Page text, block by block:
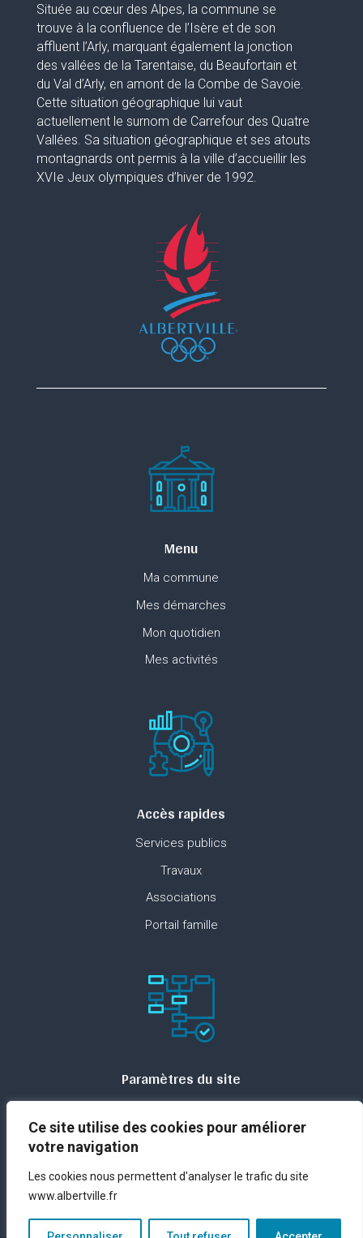
Ce site utilise des cookies pour améliorer
votre navigation
Les cookies nous permettent d'analyser le trafic du site
www.albertville.fr
Située au cœur des Alpes, la commune se
trouve à la confluence de l’Isère et de son
affluent l’Arly, marquant également la jonction
des vallées de la Tarentaise, du Beaufortain et
du Val d’Arly, en amont de la Combe de Savoie.
Cette situation géographique lui vaut
actuellement le surnom de Carrefour des Quatre
Vallées. Sa situation géographique et ses atouts
montagnards ont permis à la ville d’accueillir les
XVIe Jeux olympiques d’hiver de 1992.
Menu
Ma commune
Mes démarches
Mon quotidien
Mes activités
Accès rapides
Services publics
Travaux
Associations
Portail famille
Paramètres du site
Contact